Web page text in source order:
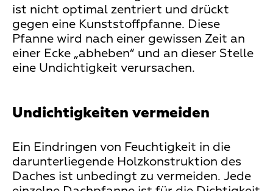
ist nicht optimal zentriert und drückt
gegen eine Kunststoffpfanne. Diese
Pfanne wird nach einer gewissen Zeit an
einer Ecke „abheben“ und an dieser Stelle
eine Undichtigkeit verursachen.
Undichtigkeiten vermeiden
Ein Eindringen von Feuchtigkeit in die
darunterliegende Holzkonstruktion des
Daches ist unbedingt zu vermeiden. Jede